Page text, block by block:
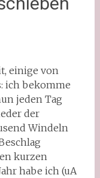
einige von
ich bekomme
jeden Tag
der
Windeln
kurzen
habe ich (uA